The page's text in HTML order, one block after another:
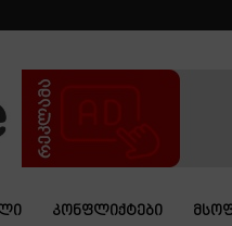
ᲙᲝᲜᲤᲚᲘᲥᲢᲔᲑᲘ